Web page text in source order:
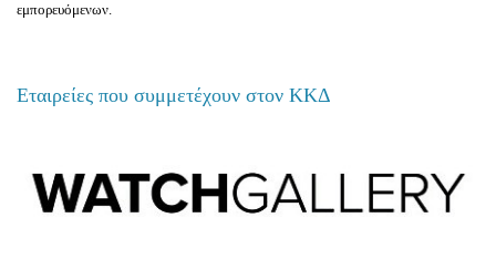
εμπορευόμενων.
Εταιρείες που συμμετέχουν στον ΚΚΔ